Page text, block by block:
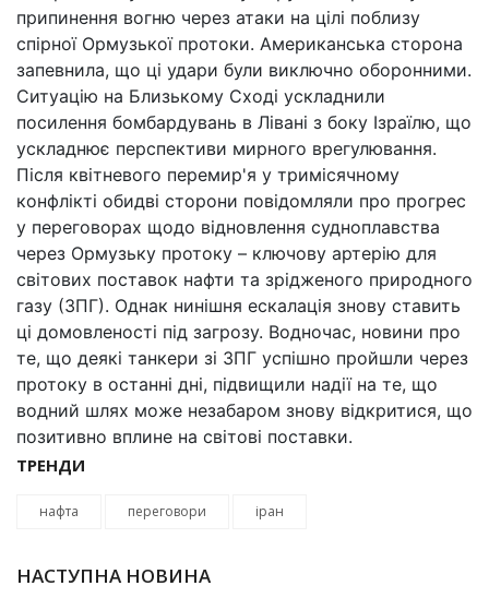
припинення вогню через атаки на цілі поблизу
спірної Ормузької протоки. Американська сторона
запевнила, що ці удари були виключно оборонними.
Ситуацію на Близькому Сході ускладнили
посилення бомбардувань в Лівані з боку Ізраїлю, що
ускладнює перспективи мирного врегулювання.
Після квітневого перемир'я у тримісячному
конфлікті обидві сторони повідомляли про прогрес
у переговорах щодо відновлення судноплавства
через Ормузьку протоку – ключову артерію для
світових поставок нафти та зрідженого природного
газу (ЗПГ). Однак нинішня ескалація знову ставить
ці домовленості під загрозу. Водночас, новини про
те, що деякі танкери зі ЗПГ успішно пройшли через
протоку в останні дні, підвищили надії на те, що
водний шлях може незабаром знову відкритися, що
позитивно вплине на світові поставки.
ТРЕНДИ
нафта переговори іран
НАСТУПНА НОВИНА